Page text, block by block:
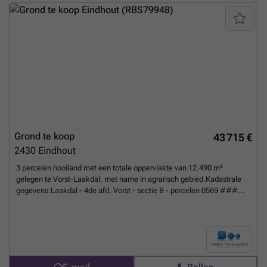
activiteit of vrij beroep toegestaan mits respecteren van de
voorwaarden. Dankzij de ruime bouwvoorschriften dewelke tal van
43 715 €
Grond te koop
2430 Eindhout
3 percelen hooiland met een totale oppervlakte van 12.490 m²
gelegen te Vorst-Laakdal, met name in agrarisch gebied.Kadastrale
gegevens:Laakdal - 4de afd. Vorst - sectie B - percelen 0569 ###